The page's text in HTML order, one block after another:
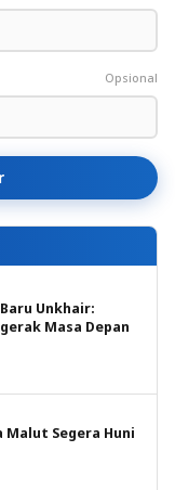
Opsional
Unkhair:
Masa Depan
Malut Segera Huni